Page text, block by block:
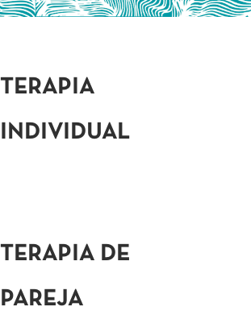
TERAPIA
INDIVIDUAL
TERAPIA DE
PAREJA